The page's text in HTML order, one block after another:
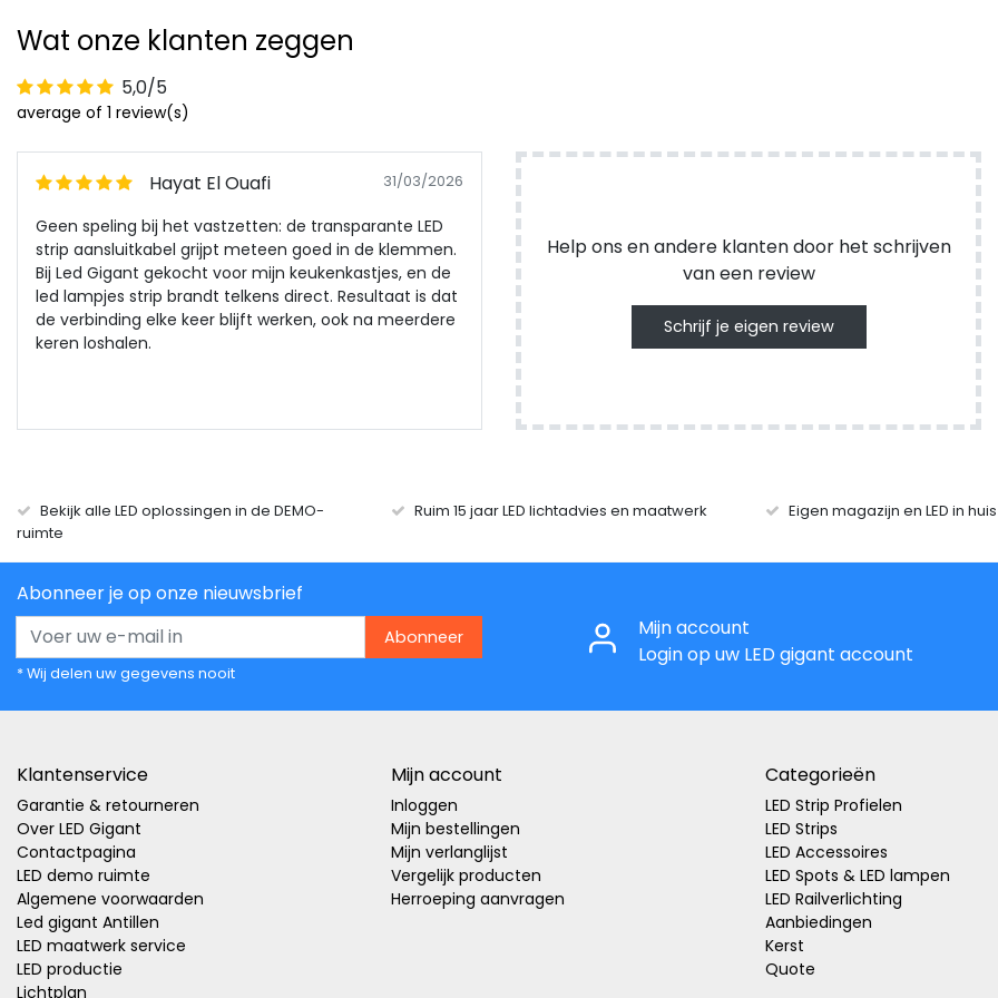
Wat onze klanten zeggen
5,0/5
average of 1 review(s)
Hayat El Ouafi 31/03/2026
Geen speling bij het vastzetten: de transparante LED
strip aansluitkabel grijpt meteen goed in de klemmen.
Bij Led Gigant gekocht voor mijn keukenkastjes, en de
led lampjes strip brandt telkens direct. Resultaat is dat
de verbinding elke keer blijft werken, ook na meerdere
keren loshalen.
Help ons en andere klanten door het schrijven
van een review
Schrijf je eigen review
Bekijk alle LED oplossingen in de DEMO-
ruimte
Ruim 15 jaar LED lichtadvies en maatwerk Eigen magazijn en LED in
Abonneer je op onze nieuwsbrief
Abonneer
* Wij delen uw gegevens nooit
Mijn account
Login op uw LED gigant account
Klantenservice
Garantie & retourneren
Over LED Gigant
Contactpagina
LED demo ruimte
Algemene voorwaarden
Led gigant Antillen
LED maatwerk service
LED productie
Lichtplan
Mijn account
Inloggen
Mijn bestellingen
Mijn verlanglijst
Vergelijk producten
Herroeping aanvragen
Categorieën
LED Strip Profielen
LED Strips
LED Accessoires
LED Spots & LED lampen
LED Railverlichting
Aanbiedingen
Kerst
Quote